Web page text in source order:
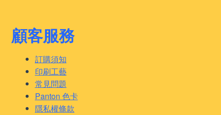
顧客服務
訂購須知
印刷工藝
常見問題
Panton 色卡
隱私權條款